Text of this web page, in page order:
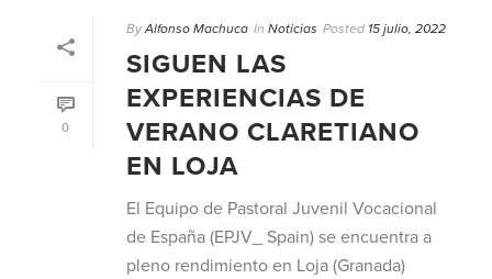
0
By Alfonso Machuca In Noticias Posted 15 julio, 2022
SIGUEN LAS
EXPERIENCIAS DE
VERANO CLARETIANO
EN LOJA
El Equipo de Pastoral Juvenil Vocacional
de España (EPJV_ Spain) se encuentra a
pleno rendimiento en Loja (Granada)